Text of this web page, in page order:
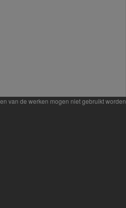
van de werken mogen niet gebruikt worden